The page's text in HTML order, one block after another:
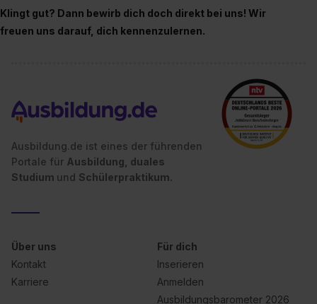
Klingt gut? Dann bewirb dich doch direkt bei uns! Wir
freuen uns darauf, dich kennenzulernen.
Ausbildung.de ist eines der führenden
Portale für Ausbildung, duales
Studium und Schülerpraktikum.
Über uns
Kontakt
Karriere
Für dich
Inserieren
Anmelden
Ausbildungsbarometer 2026